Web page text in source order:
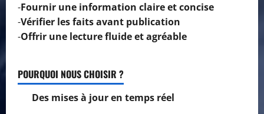
-Fournir une information claire et concise
-Vérifier les faits avant publication
-Offrir une lecture fluide et agréable
POURQUOI NOUS CHOISIR ?
Des mises à jour en temps réel